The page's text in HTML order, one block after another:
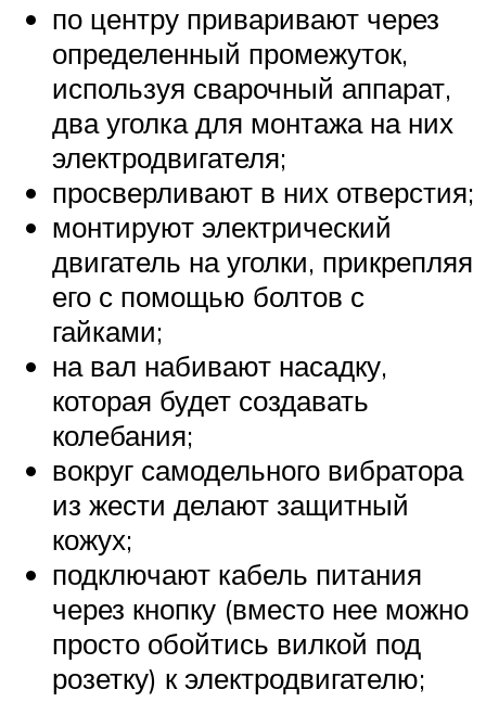
по центру приваривают через
определенный промежуток,
используя сварочный аппарат,
два уголка для монтажа на них
электродвигателя;
просверливают в них отверстия;
монтируют электрический
двигатель на уголки, прикрепляя
его с помощью болтов с
гайками;
на вал набивают насадку,
которая будет создавать
колебания;
вокруг самодельного вибратора
из жести делают защитный
кожух;
подключают кабель питания
через кнопку (вместо нее можно
просто обойтись вилкой под
розетку) к электродвигателю;